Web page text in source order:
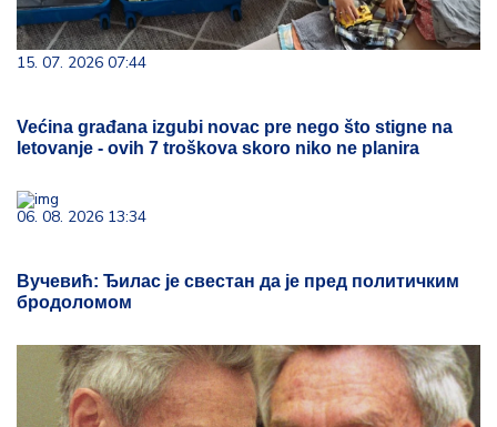
15. 07. 2026 07:44
Većina građana izgubi novac pre nego što stigne na
letovanje - ovih 7 troškova skoro niko ne planira
06. 08. 2026 13:34
Вучевић: Ђилас је свестан да је пред политичким
бродоломом